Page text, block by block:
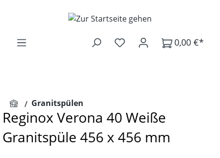
Zum Hauptinhalt springen
0,00 €*
Granitspülen
Reginox Verona 40 Weiße
Granitspüle 456 x 456 mm